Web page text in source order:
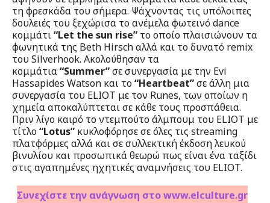
τη φρεσκάδα του σήμερα. Ψάχνοντας τις υπόλοιπες
δουλειές του ξεχώρισα το ανέμελα φωτεινό dance
κομμάτι“Let the sun rise” το οποίο πλαισιώνουν τα
φωνητικά της Beth Hirsch αλλά και το δυνατό remix
του Silverhook. Ακολούθησαν τα
κομμάτια“Summer”σε συνεργασία με την Evi
Hassapides Watson και το“Heartbeat”σε άλλη μια
συνεργασία του ELIOT με τον Runes, των οποίων η
χημεία αποκαλύπτεται σε κάθε τους προσπάθεια.
Πριν λίγο καιρό το ντεμπούτο άλμπουμ του ELIOT με
τίτλο“Lotus” κυκλοφόρησε σε όλες τις streaming
πλατφόρμες αλλά και σε συλλεκτική έκδοση λευκού
βινυλίου και προσωπικά θεωρώ πως είναι ένα ταξίδι
στις αγαπημένες ηχητικές αναμνήσεις του ELIOT.
Συνεχίστε την ανάγνωση στο www.elculture.gr